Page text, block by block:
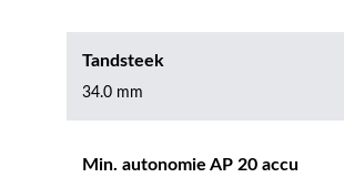
Tandsteek
34.0 mm
Min. autonomie AP 20 accu